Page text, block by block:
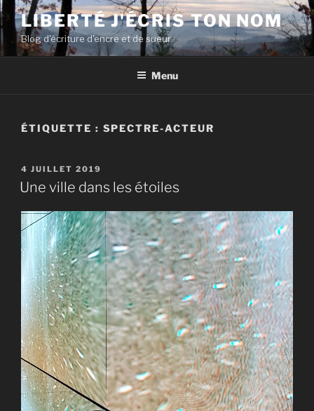
Aller
au
contenu
principal
LIBERTÉ J'ÉCRIS TON NOM
Blog d'écriture d'encre et de sueur
Menu
ÉTIQUETTE : SPECTRE-ACTEUR
PUBLIÉ
LE
4 JUILLET 2019
Une ville dans les étoiles